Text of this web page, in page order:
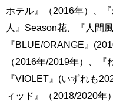
ホテル』（2016年）、
人』Season花、『人間
『BLUE/ORANGE』
（2016年/2019年）、『
『VIOLET』(いずれも
ィッド』（2018/2020年